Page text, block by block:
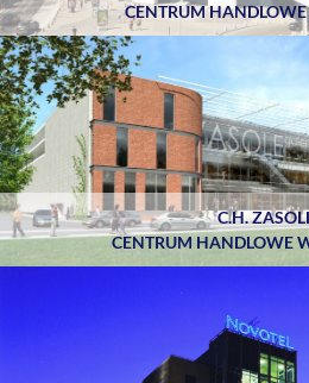
CENTRUM
C.H.
CENTRUM HANDLOWE